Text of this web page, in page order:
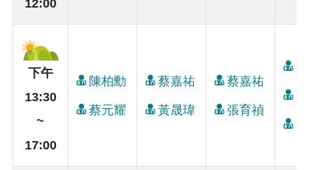
12:00
下午
13:30
~
17:00
陳柏勳
蔡元耀
蔡嘉祐
黃晟瑋
蔡嘉祐
張育禎